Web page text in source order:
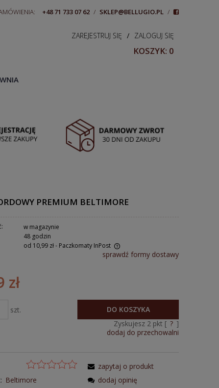
+48 71 733 07 62 / SKLEP@BELLUGIO.PL /
ZAREJESTRUJ SIĘ / ZALOGUJ SIĘ
KOSZYK: 0
PREMIUM BELTIMORE
w magazynie
48 godzin
od 10,99 zł- Paczkomaty InPost
sprawdź formy dostawy
zł
szt.
DO KOSZYKA
Zyskujesz 2pkt [ ? ]
dodaj do przechowalni
Beltimore
zapytaj o produkt
dodaj opinię